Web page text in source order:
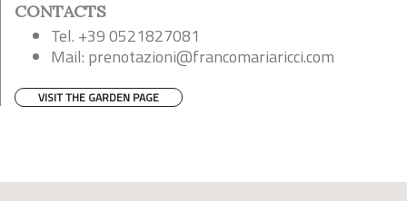
CONTACTS
Tel. +39 0521827081
Mail: prenotazioni@francomariaricci.com
VISIT THE GARDEN PAGE